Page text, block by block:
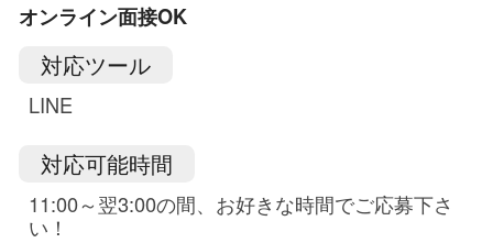
オンライン面接OK
対応ツール
LINE
対応可能時間
11:00～翌3:00の間、お好きな時間でご応募下さ
い！